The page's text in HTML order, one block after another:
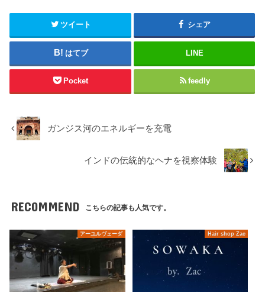
ツイート シェア
はてブ LINE
Pocket feedly
ガンジス河のエネルギーを充電
インドの伝統的なヘナを視察体験
RECOMMEND こちらの記事も人気です。
アーユルヴェーダ Hair shop Zac